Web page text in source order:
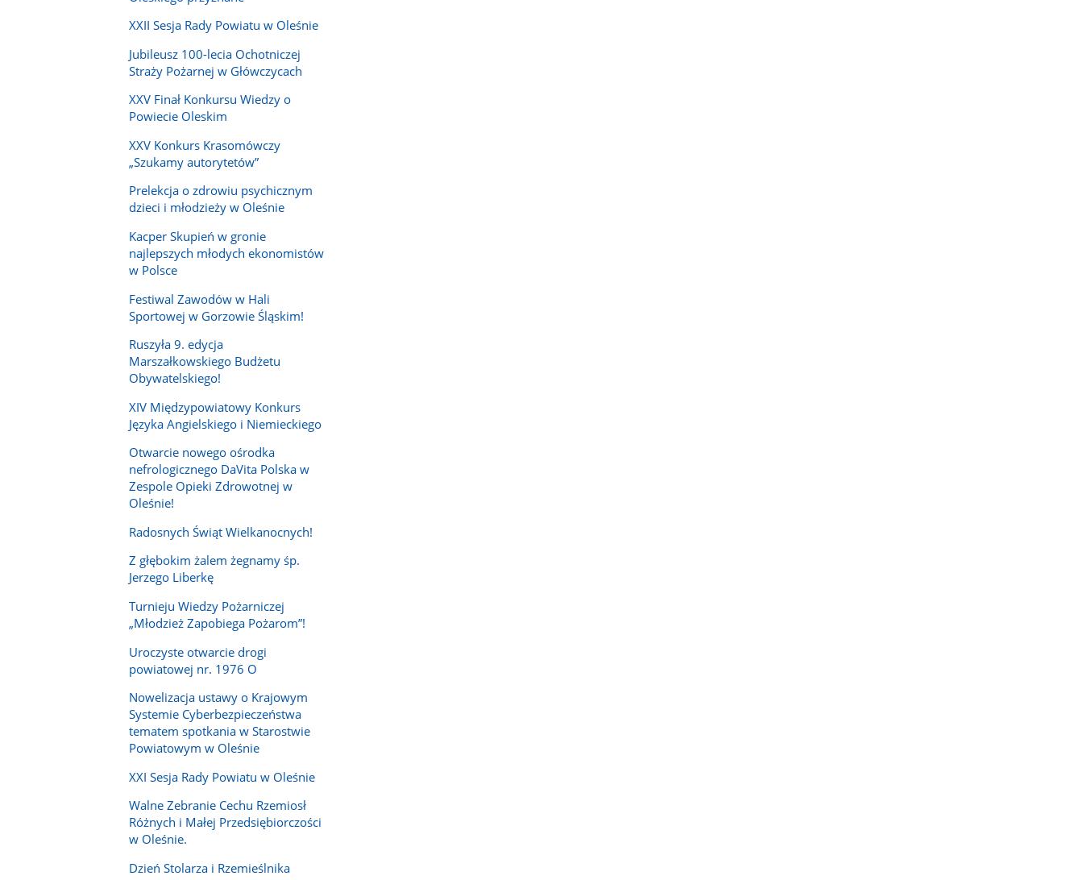
XXII Sesja Rady Powiatu w Oleśnie
Jubileusz 100-lecia Ochotniczej
Straży Pożarnej w Główczycach
XXV Finał Konkursu Wiedzy o
Powiecie Oleskim
XXV Konkurs Krasomówczy
„Szukamy autorytetów”
Prelekcja o zdrowiu psychicznym
dzieci i młodzieży w Oleśnie
Kacper Skupień w gronie
najlepszych młodych ekonomistów
w Polsce
Festiwal Zawodów w Hali
Sportowej w Gorzowie Śląskim!
Ruszyła 9. edycja
Marszałkowskiego Budżetu
Obywatelskiego!
XIV Międzypowiatowy Konkurs
Języka Angielskiego i Niemieckiego
Otwarcie nowego ośrodka
nefrologicznego DaVita Polska w
Zespole Opieki Zdrowotnej w
Oleśnie!
Radosnych Świąt Wielkanocnych!
Z głębokim żalem żegnamy śp.
Jerzego Liberkę
Turnieju Wiedzy Pożarniczej
„Młodzież Zapobiega Pożarom”!
Uroczyste otwarcie drogi
powiatowej nr. 1976 O
Nowelizacja ustawy o Krajowym
Systemie Cyberbezpieczeństwa
tematem spotkania w Starostwie
Powiatowym w Oleśnie
XXI Sesja Rady Powiatu w Oleśnie
Walne Zebranie Cechu Rzemiosł
Różnych i Małej Przedsiębiorczości
w Oleśnie.
Dzień Stolarza i Rzemieślnika